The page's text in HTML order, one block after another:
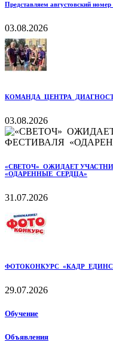
Представляем августовский
03.08.2026
КОМАНДА ЦЕНТРА
03.08.2026
«СВЕТОЧ» ОЖИДАЕТ
«ОДАРЕННЫЕ СЕРДЦА»
31.07.2026
ФОТОКОНКУРС «КАДР
29.07.2026
Обучение
Объявления